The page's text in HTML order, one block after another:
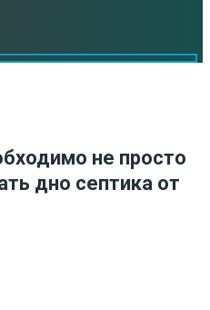
не просто
дно септика от